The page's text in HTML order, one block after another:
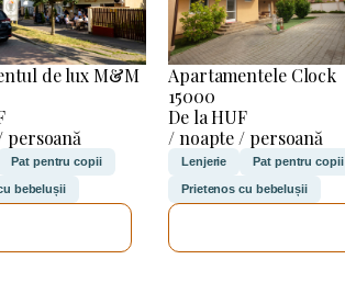
de lux M&M
persoană
Pat pentru copii
bebelușii
Apartamentele Clock
15000
De la HUF
/ noapte / persoană
Lenjerie Pat pentru copii
Prietenos cu bebelușii